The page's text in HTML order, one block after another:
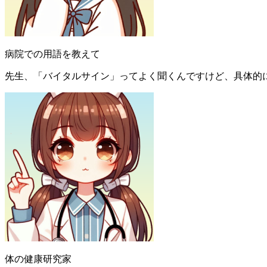
病院での用語を教えて
先生、「バイタルサイン」ってよく聞くんですけど、具体的
体の健康研究家